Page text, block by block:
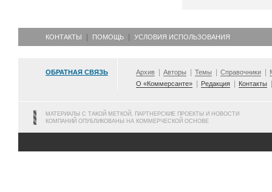
КОНТАКТЫ ПОМОЩЬ УСЛОВИЯ ИСПОЛЬЗОВАНИЯ
ОБРАТНАЯ СВЯЗЬ Архив Авторы Темы Справочники
О «Коммерсанте»
Редакция Контакты
МАТЕРИАЛЫ С ТАКОЙ МЕТКОЙ, ПАРТНЕРСКИЕ ПРОЕКТЫ И НОВОСТИ
КОМПАНИЙ ОПУБЛИКОВАНЫ НА КОММЕРЧЕСКОЙ ОСНОВЕ